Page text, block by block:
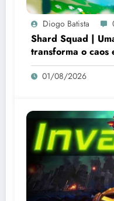
Diogo Batista
Shard Squad |
transforma o caos
01/08/2026